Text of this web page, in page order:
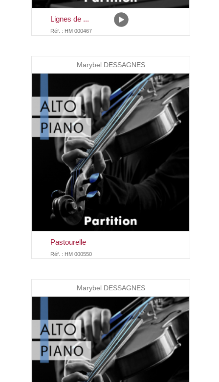
Lignes de ...
Réf. : HM 000467
Marybel DESSAGNES
Pastourelle
Réf. : HM 000550
Marybel DESSAGNES